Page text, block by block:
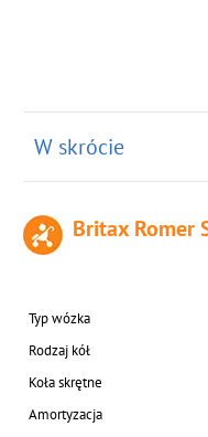
W skrócie
Britax Romer
Typ wózka
Rodzaj kół
Koła skrętne
Amortyzacja